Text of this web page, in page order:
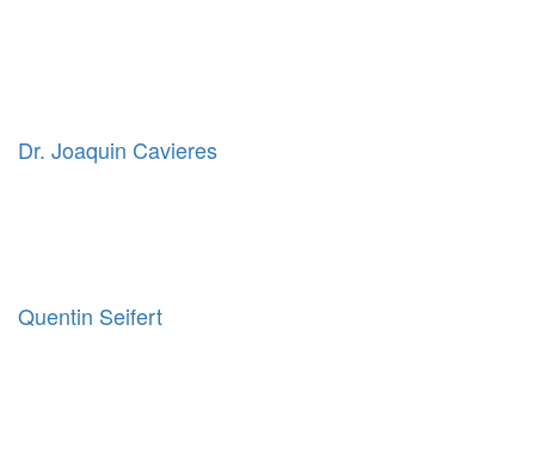
Dr. Joaquin Cavieres
Quentin Seifert